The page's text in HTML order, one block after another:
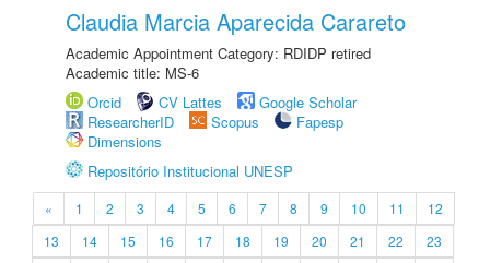
Claudia Marcia Aparecida Carareto
Academic Appointment Category: RDIDP retired
Academic title: MS-6
Orcid
CV Lattes
Google Scholar
ResearcherID
Scopus
Fapesp
Dimensions
Repositório Institucional UNESP
« 1 2 3 4 5 6 7 8 9 10 11
12
13
14 15 16 17 18 19 20 21 22
23